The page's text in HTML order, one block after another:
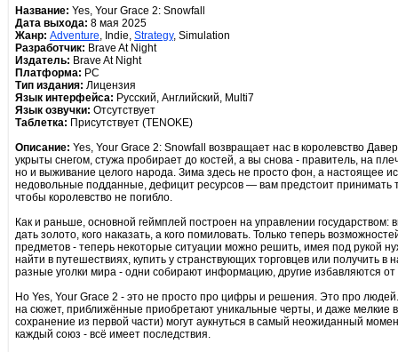
Название: Yes, Your Grace 2: Snowfall
Дата выхода: 8 мая 2025
Жанр: Adventure, Indie, Strategy, Simulation
Разработчик: Brave At Night
Издатель: Brave At Night
Платформа: PC
Тип издания: Лицензия
Язык интерфейса: Русский, Английский, Multi7
Язык озвучки: Отсутствует
Таблетка: Присутствует (TENOKE)
Описание: Yes, Your Grace 2: Snowfall возвращает нас в королевство
укрыты снегом, стужа пробирает до костей, а вы снова - правитель, на
но и выживание целого народа. Зима здесь не просто фон, а настоящее
недовольные подданные, дефицит ресурсов — вам предстоит
чтобы королевство не погибло.
Как и раньше, основной геймплей построен на управлении
дать золото, кого наказать, а кого помиловать. Только теперь
предметов - теперь некоторые ситуации можно решить, имея под рукой
найти в путешествиях, купить у странствующих торговцев или получить в
разные уголки мира - одни собирают информацию, другие избавляются
Но Yes, Your Grace 2 - это не просто про цифры и решения. Это про
на сюжет, приближённые приобретают уникальные черты, и даже мелкие
сохранение из первой части) могут аукнуться в самый неожиданный
каждый союз - всё имеет последствия.